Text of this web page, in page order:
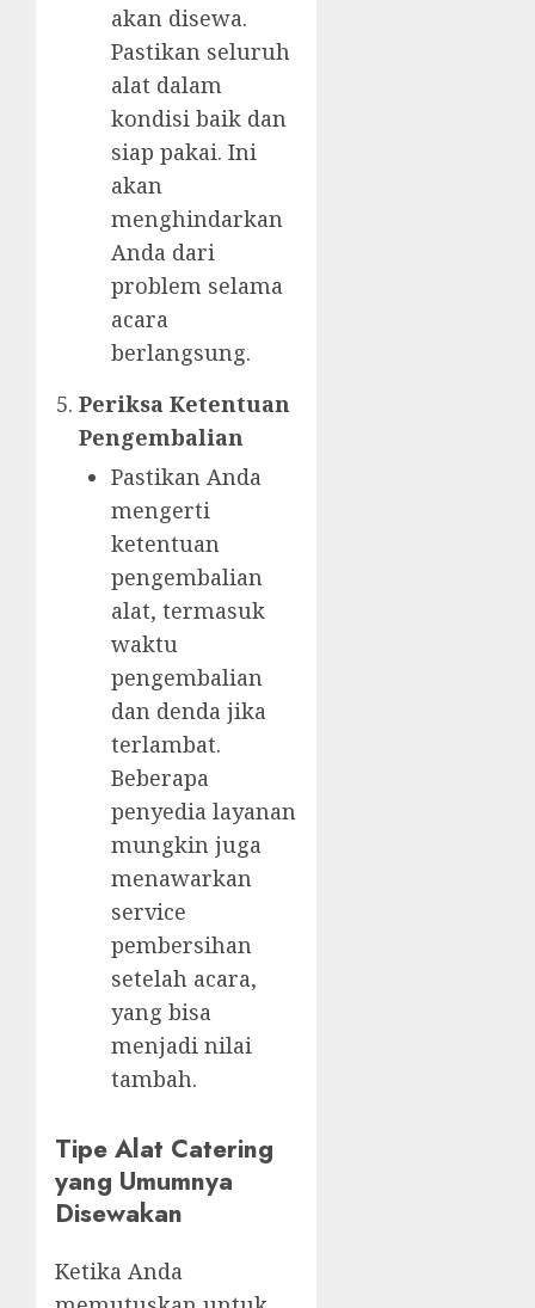
akan disewa.
Pastikan seluruh
alat dalam
kondisi baik dan
siap pakai. Ini
akan
menghindarkan
Anda dari
problem selama
acara
berlangsung.
Periksa Ketentuan
Pengembalian
Pastikan Anda
mengerti
ketentuan
pengembalian
alat, termasuk
waktu
pengembalian
dan denda jika
terlambat.
Beberapa
penyedia layanan
mungkin juga
menawarkan
service
pembersihan
setelah acara,
yang bisa
menjadi nilai
tambah.
Tipe Alat Catering
yang Umumnya
Disewakan
Ketika Anda